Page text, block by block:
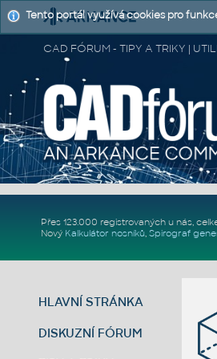
CAD FÓRUM - TIPY A TRIKY |
Přes 123.000 registrovaných u nás,
Nový Kalkulátor nosníků, Spirograf
HLAVNÍ STRÁNKA
DISKUZNÍ FÓRUM
Tento portál využívá cookies pro